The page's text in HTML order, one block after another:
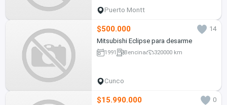
Puerto Montt
$500.000
14
Mitsubishi Eclipse para desarme
1991 Bencina 320000 km
Cunco
$15.990.000
0